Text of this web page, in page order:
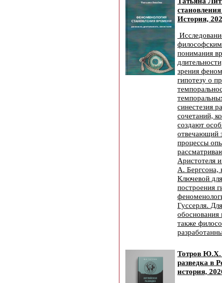
История,
понимания
зрения
гипотезу о
синестезия
сочетаний,
создают
отвечающий
процессы
Аристотеля
А. Бергсона,
Ключевой
построения
Гуссерля.
обоснования
также
Тотров Ю.Х.
разведка в
история,